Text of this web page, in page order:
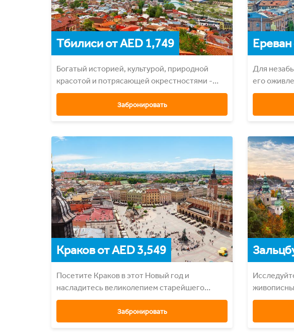
Тбилиси от AED 1,749
Богатый историей, культурой, природной
красотой и потрясающей окрестностями -
Тбилиси
Забронировать
Ереван
Для
его
кухней.
Краков от AED 3,549
Посетите Краков в этот Новый год и
насладитесь великолепием старейшего
городa Европы
Забронировать